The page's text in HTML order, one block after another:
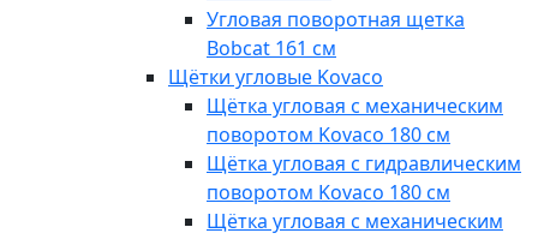
Угловая поворотная щетка
Bobcat 161 см
Щётки угловые Kovaco
Щётка угловая с механическим
поворотом Kovaco 180 см
Щётка угловая с гидравлическим
поворотом Kovaco 180 см
Щётка угловая с механическим